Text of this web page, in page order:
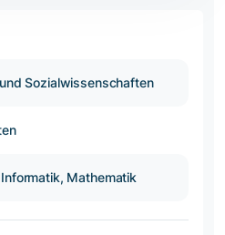
Sozialwissenschaften
Mathematik